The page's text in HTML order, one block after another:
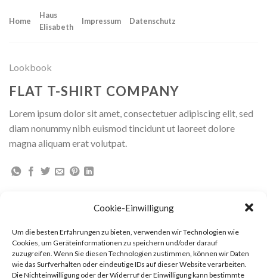
Cookie-Einwilligung
Um die besten Erfahrungen zu bieten, verwenden wir Technologien wie
Cookies, um Geräteinformationen zu speichern und/oder darauf
zuzugreifen. Wenn Sie diesen Technologien zustimmen, können wir Daten
wie das Surfverhalten oder eindeutige IDs auf dieser Website verarbeiten.
Die Nichteinwilligung oder der Widerruf der Einwilligung kann bestimmte
Home
Haus
Elisabeth
Impressum Datenschutz
Lookbook
FLAT T-SHIRT COMPANY
Lorem ipsum dolor sit amet, consectetuer adipiscing elit, sed
diam nonummy nibh euismod tincidunt ut laoreet dolore
magna aliquam erat volutpat.